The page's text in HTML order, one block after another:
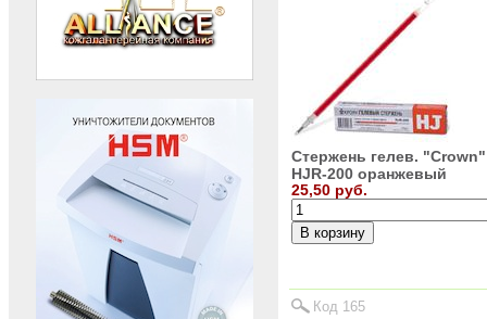
Стержень гелев.
HJR-200 оранжевый
25,50 руб.
Код 165